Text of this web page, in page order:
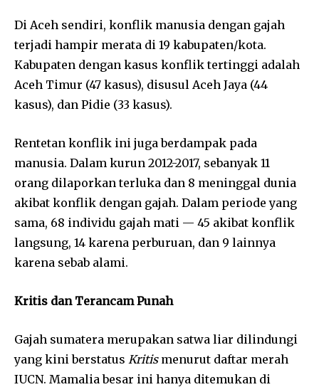
Di Aceh sendiri, konflik manusia dengan gajah
terjadi hampir merata di 19 kabupaten/kota.
Kabupaten dengan kasus konflik tertinggi adalah
Aceh Timur (47 kasus), disusul Aceh Jaya (44
kasus), dan Pidie (33 kasus).
Rentetan konflik ini juga berdampak pada
manusia. Dalam kurun 2012-2017, sebanyak 11
orang dilaporkan terluka dan 8 meninggal dunia
akibat konflik dengan gajah. Dalam periode yang
sama, 68 individu gajah mati — 45 akibat konflik
langsung, 14 karena perburuan, dan 9 lainnya
karena sebab alami.
Kritis dan Terancam Punah
Gajah sumatera merupakan satwa liar dilindungi
yang kini berstatus Kritismenurut daftar merah
IUCN. Mamalia besar ini hanya ditemukan di